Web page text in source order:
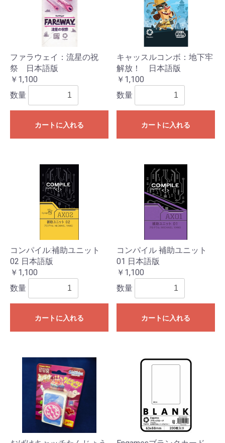
ファラウェイ：流星の祝
祭 日本語版
￥1,100
数量
カートに入れる
キャッスルコンボ：地下牢
解放！ 日本語版
￥1,100
数量
カートに入れる
コンパイル:補助ユニット
02 日本語版
￥1,100
数量
カートに入れる
コンパイル 補助ユニット
01 日本語版
￥1,100
数量
カートに入れる